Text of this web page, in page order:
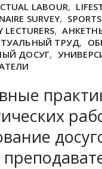
LABOUR,
SURVEY,
LECTURERS,
ТРУД,
ДОСУГ,